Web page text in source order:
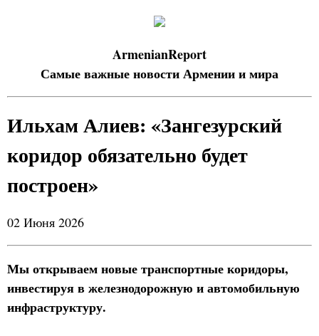
ArmenianReport
Самые важные новости Армении и мира
Ильхам Алиев: «Зангезурский
коридор обязательно будет
построен»
02 Июня 2026
Мы открываем новые транспортные коридоры,
инвестируя в железнодорожную и автомобильную
инфраструктуру.